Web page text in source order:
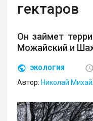
гектаров
Он займет
Можайский и
ЭКОЛОГИЯ
Автор: Николай